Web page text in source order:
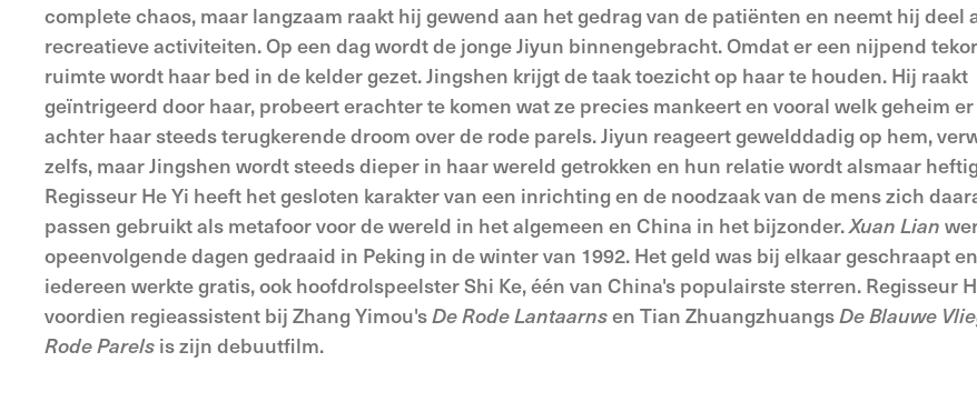
complete chaos, maar langzaam raakt hij gewend aan het gedrag van de patiënten en neemt hij deel
recreatieve activiteiten. Op een dag wordt de jonge Jiyun binnengebracht. Omdat er een nijpend
ruimte wordt haar bed in de kelder gezet. Jingshen krijgt de taak toezicht op haar te houden. Hij raakt
geïntrigeerd door haar, probeert erachter te komen wat ze precies mankeert en vooral welk geheim
achter haar steeds terugkerende droom over de rode parels. Jiyun reageert gewelddadig op hem,
zelfs, maar Jingshen wordt steeds dieper in haar wereld getrokken en hun relatie wordt alsmaar
Regisseur He Yi heeft het gesloten karakter van een inrichting en de noodzaak van de mens zich
passen gebruikt als metafoor voor de wereld in het algemeen en China in het bijzonder.Xuan Lian
opeenvolgende dagen gedraaid in Peking in de winter van 1992. Het geld was bij elkaar geschraapt
iedereen werkte gratis, ook hoofdrolspeelster Shi Ke, één van China's populairste sterren. Regisseur
voordien regieassistent bij Zhang Yimou'sDe Rode Lantaarnsen Tian ZhuangzhuangsDe Blauwe
Rode Parels is zijn debuutfilm.